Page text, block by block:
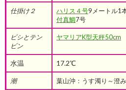
仕掛け２ ハリス４号9メートル1
付真鯛7号
ビシとテン
ビン
ヤマリアK型天秤50cm
水温 17.2℃
潮 葉山沖：うす濁り～